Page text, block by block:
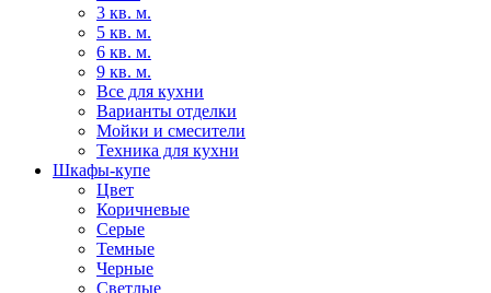
3 кв. м.
5 кв. м.
6 кв. м.
9 кв. м.
Все для кухни
Варианты отделки
Мойки и смесители
Техника для кухни
Шкафы-купе
Цвет
Коричневые
Серые
Темные
Черные
Светлые